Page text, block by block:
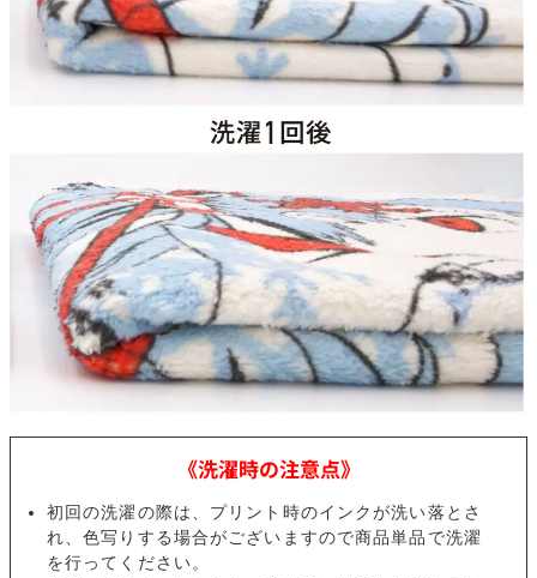
《洗濯時の注意点》
初回の洗濯の際は、プリント時のインクが洗い落とさ
れ、色写りする場合がございますので商品単品で洗濯
を行ってください。